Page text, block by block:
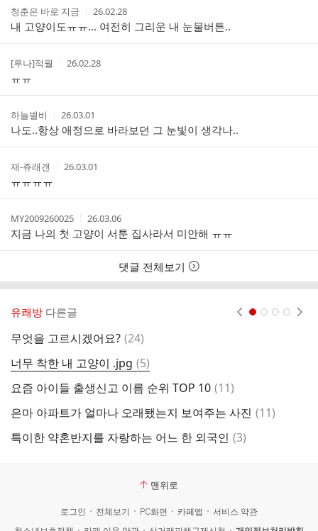
스
작
성
자
청춘은 바로 지금
작
성
시
간
26.02.28
내 고양이도ㅠㅠ... 여전히 그리운 내 눈물버튼..
작
자
[루나]적월
작
간
26.02.28
ㅠㅠ
작
성
자
하늘별비
작
성
시
간
26.03.01
나도..항상 애정으로 바라보던 그 눈빛이 생각나..
작
자
재-쥬래갠
작
간
26.03.01
ㅠㅠㅠㅠ
작
성
자
MY2009260025
작
성
시
간
26.03.06
지금 나의 첫 고양이 서툰 집사라서 미안해 ㅠㅠ
댓글 전체보기
유쾌방 다른글
무엇을 고르시겠어요? 댓
(24)
너무 착한 내 고양이 .jpg 댓
글
(5)
요즘 아이들 출생신고 이름 순위 TOP 10 댓
(11)
은마 아파트가 얼마나 오래됐는지 보여주는 사진 댓
(11)
특이한 약혼반지를 자랑하는 어느 한 외국인 댓
(3)
맨위로
로그인 전체보기 PC화면 카페앱
서비스 약관